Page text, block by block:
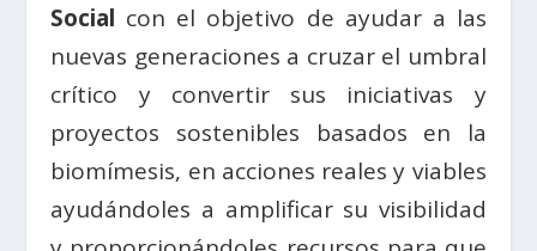
Social con el objetivo de ayudar a las
nuevas generaciones a cruzar el umbral
crítico y convertir sus iniciativas y
proyectos sostenibles basados en la
biomímesis, en acciones reales y viables
ayudándoles a amplificar su visibilidad